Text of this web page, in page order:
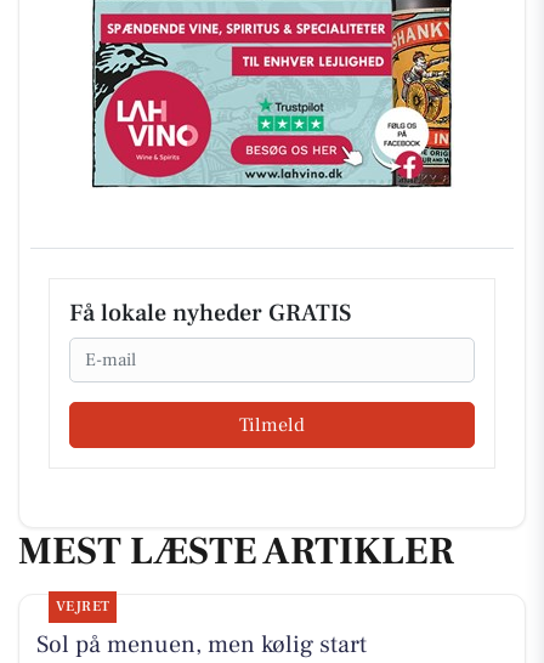
Få lokale nyheder GRATIS
Email
Tilmeld
MEST LÆSTE ARTIKLER
VEJRET
Sol på menuen, men kølig start